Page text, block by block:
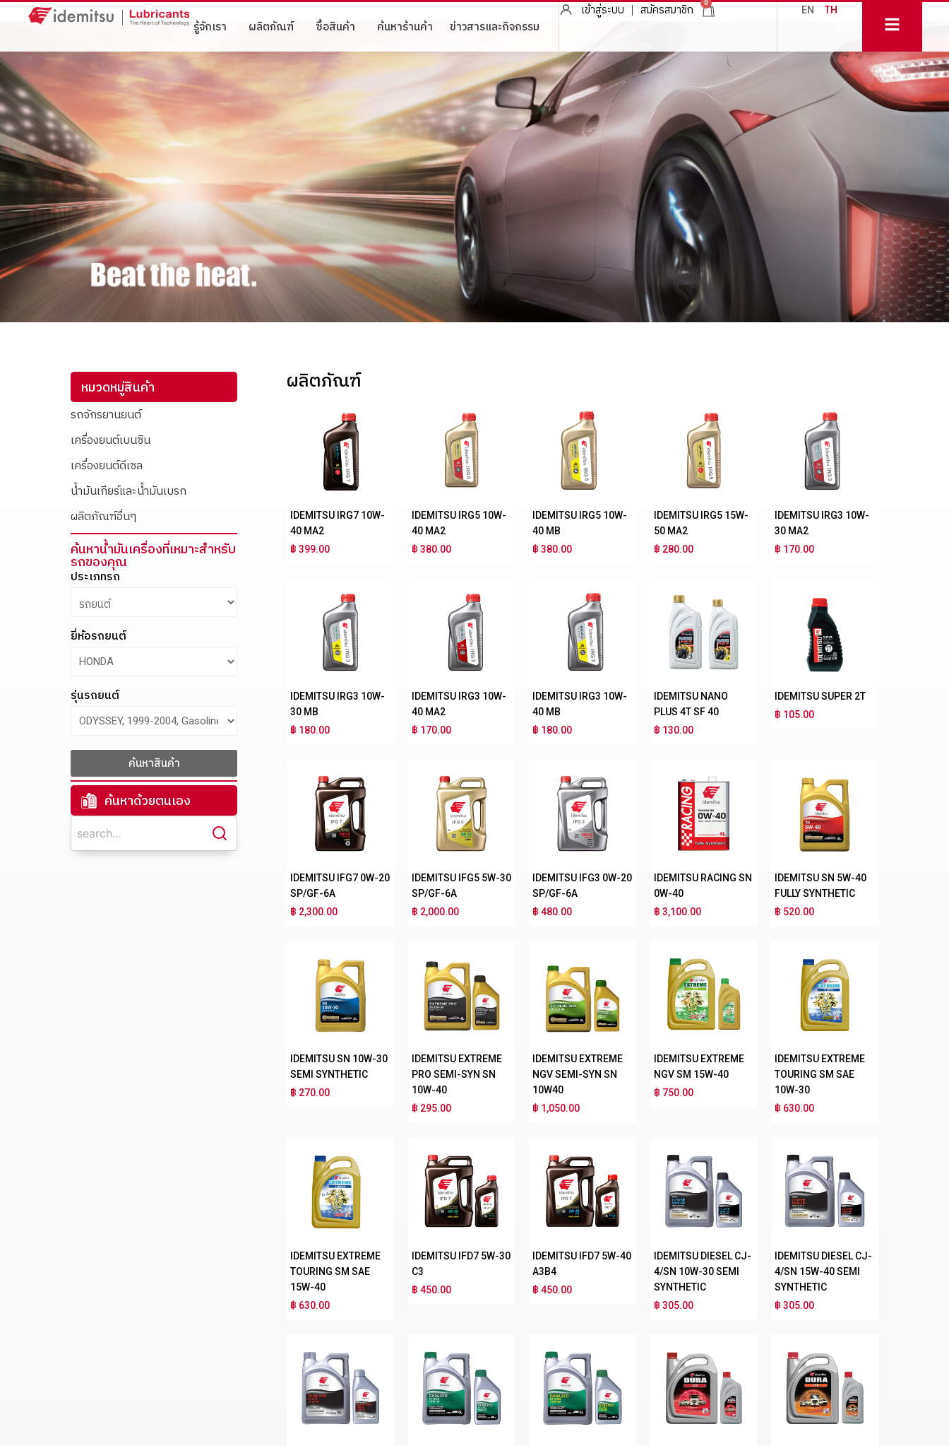
รู้จักเรา ผลิตภัณฑ์ ซื้อสินค้า ค้นหาร้านค้า ข่าวสารและกิจกรรม
เข้าสู่ระบบ สมัครสมาชิก
0
EN TH
หมวดหมู่สินค้า
รถจักรยานยนต์
เครื่องยนต์เบนซิน
เครื่องยนต์ดีเซล
น้ำมันเกียร์และน้ำมันเบรก
ผลิตภัณฑ์อื่นๆ
ค้นหาน้ำมันเครื่องที่เหมาะสำหรับ
รถของคุณ
ประเภทรถ
ยี่ห้อรถยนต์
รุ่นรถยนต์
ค้นหาสินค้า
ค้นหาด้วยตนเอง
ผลิตภัณฑ์
IDEMITSU IRG7 10W-
40 MA2
฿ 399.00
IDEMITSU IRG5 10W-
40 MA2
฿ 380.00
IDEMITSU IRG5 10W-
40 MB
฿ 380.00
IDEMITSU IRG5 15W-
50 MA2
฿ 280.00
IDEMITSU IRG3 10W-
30 MA2
฿ 170.00
IDEMITSU IRG3 10W-
30 MB
฿ 180.00
IDEMITSU IRG3 10W-
40 MA2
฿ 170.00
IDEMITSU IRG3 10W-
40 MB
฿ 180.00
IDEMITSU NANO
PLUS 4T SF 40
฿ 130.00
IDEMITSU SUPER 2T
฿ 105.00
IDEMITSU IFG7 0W-20
SP/GF-6A
฿ 2,300.00
IDEMITSU IFG5 5W-30
SP/GF-6A
฿ 2,000.00
IDEMITSU IFG3 0W-20
SP/GF-6A
฿ 480.00
IDEMITSU RACING SN
0W-40
฿ 3,100.00
IDEMITSU SN 5W-40
FULLY SYNTHETIC
฿ 520.00
IDEMITSU SN 10W-30
SEMI SYNTHETIC
฿ 270.00
IDEMITSU EXTREME
PRO SEMI-SYN SN
10W-40
฿ 295.00
IDEMITSU EXTREME
NGV SEMI-SYN SN
10W40
฿ 1,050.00
IDEMITSU EXTREME
NGV SM 15W-40
฿ 750.00
IDEMITSU EXTREME
TOURING SM SAE
10W-30
฿ 630.00
IDEMITSU EXTREME
TOURING SM SAE
15W-40
฿ 630.00
IDEMITSU IFD7 5W-30
C3
฿ 450.00
IDEMITSU IFD7 5W-40
A3B4
฿ 450.00
IDEMITSU DIESEL CJ-
4/SN 10W-30 SEMI
SYNTHETIC
฿ 305.00
IDEMITSU DIESEL CJ-
4/SN 15W-40 SEMI
SYNTHETIC
฿ 305.00